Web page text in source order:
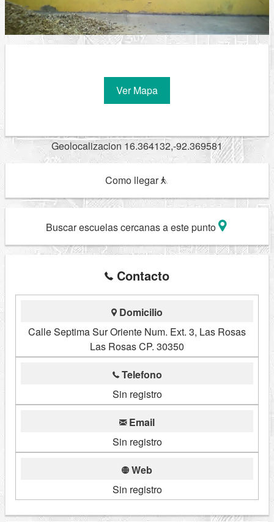
Ver Mapa
Geolocalizacion 16.364132,-92.369581
Como llegar
Buscar escuelas cercanas a este punto
Contacto
Domicilio
Calle Septima Sur Oriente Num. Ext. 3, Las Rosas
Las Rosas CP. 30350
Telefono
Sin registro
Email
Sin registro
Web
Sin registro